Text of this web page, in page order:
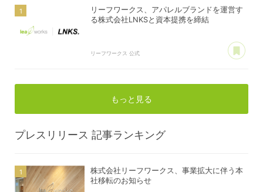
リーフワークス、アパレルブランドを運営す
る株式会社LNKSと資本提携を締結
リーフワークス 公式
もっと見る
プレスリリース 記事ランキング
株式会社リーフワークス、事業拡大に伴う本
社移転のお知らせ